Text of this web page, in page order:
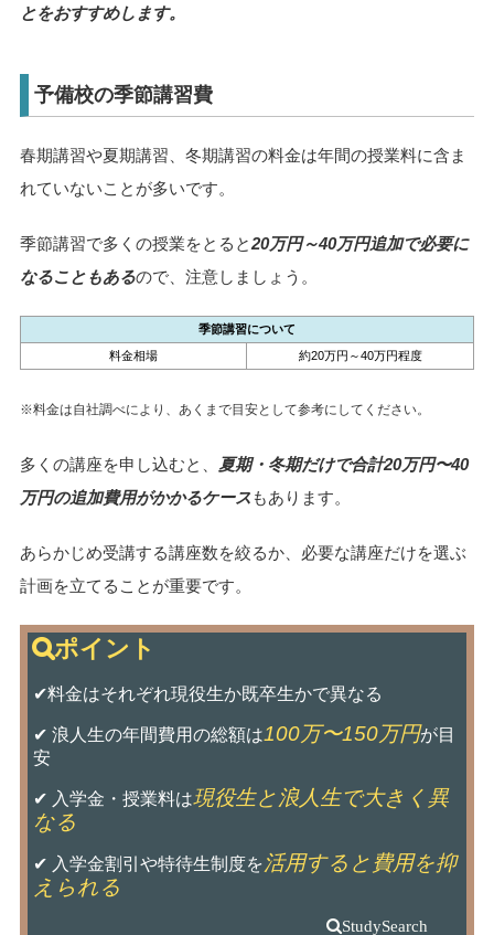
とをおすすめします。
予備校の季節講習費
春期講習や夏期講習、冬期講習の料金は年間の授業料に含ま
れていないことが多いです。
季節講習で多くの授業をとると20万円～40万円追加で必要に
なることもあるので、注意しましょう。
季節講習について
料金相場
約20万円～40万円程度
※料金は自社調べにより、あくまで目安として参考にしてください。
多くの講座を申し込むと、 夏期・冬期だけで合計20万円〜40
万円の追加費用がかかるケース もあります。
あらかじめ受講する講座数を絞るか、必要な講座だけを選ぶ
計画を立てることが重要です。
✔料金はそれぞれ現役生か既卒生かで異なる
✔ 浪人生の年間費用の総額は100万〜150万円が目
安
✔ 入学金・授業料は現役生と浪人生で大きく異
なる
✔ 入学金割引や特待生制度を活用すると費用を抑
えられる